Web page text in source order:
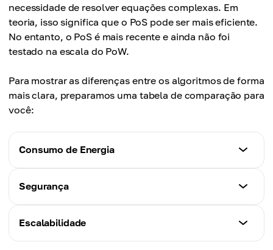
necessidade de resolver equações complexas. Em
teoria, isso significa que o PoS pode ser mais eficiente.
No entanto, o PoS é mais recente e ainda não foi
testado na escala do PoW.
Para mostrar as diferenças entre os algoritmos de forma
mais clara, preparamos uma tabela de comparação para
você:
Consumo de Energia
Proof-of-Work
Segurança
Proof-of-Work
Escalabilidade